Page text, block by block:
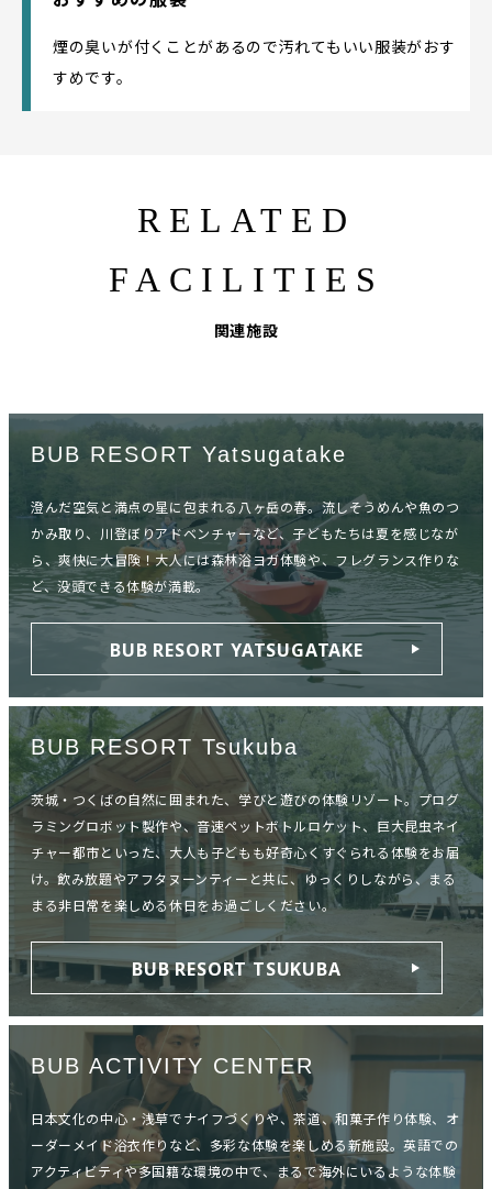
煙の臭いが付くことがあるので汚れてもいい服装がおす
すめです。
RELATED
FACILITIES
関連施設
BUB RESORT Yatsugatake
澄んだ空気と満点の星に包まれる八ヶ岳の春。流しそうめんや魚のつ
かみ取り、川登ぼりアドベンチャーなど、子どもたちは夏を感じなが
ら、爽快に大冒険！大人には森林浴ヨガ体験や、フレグランス作りな
ど、没頭できる体験が満載。
BUB RESORT YATSUGATAKE
BUB RESORT Tsukuba
茨城・つくばの自然に囲まれた、学びと遊びの体験リゾート。プログ
ラミングロボット製作や、音速ペットボトルロケット、巨大昆虫ネイ
チャー都市といった、大人も子どもも好奇心くすぐられる体験をお届
け。飲み放題やアフタヌーンティーと共に、ゆっくりしながら、まる
まる非日常を楽しめる休日をお過ごしください。
BUB RESORT TSUKUBA
BUB ACTIVITY CENTER
日本文化の中心・浅草でナイフづくりや、茶道、和菓子作り体験、オ
ーダーメイド浴衣作りなど、多彩な体験を楽しめる新施設。英語での
アクティビティや多国籍な環境の中で、まるで海外にいるような体験